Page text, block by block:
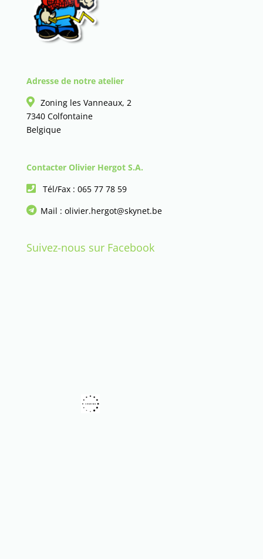
Adresse de notre atelier
Zoning les Vanneaux, 2
7340 Colfontaine
Belgique
Contacter Olivier Hergot S.A.
Tél/Fax : 065 77 78 59
Mail : olivier.hergot@skynet.be
Suivez-nous sur Facebook